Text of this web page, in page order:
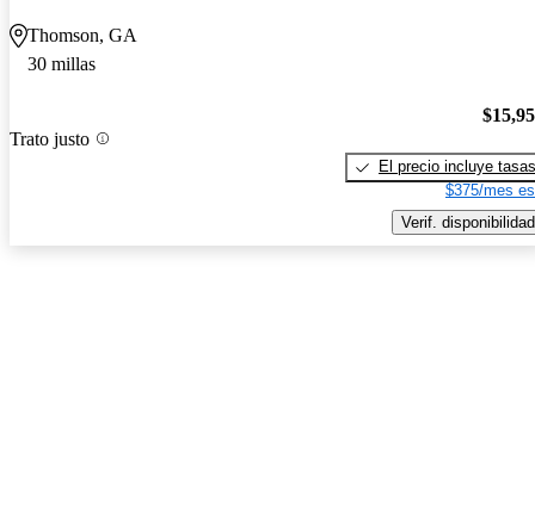
Thomson, GA
30 millas
Trato justo
El precio incluye tasas
$375/mes
Verif. disponibilidad